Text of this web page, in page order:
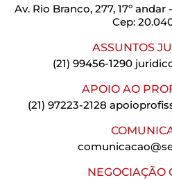
Av. Rio Branco, 277, 17º
Cep:
ASSUNTOS
(21) 99456-1290
APOIO AO
(21) 97223-2128
NEGOCIAÇÃO